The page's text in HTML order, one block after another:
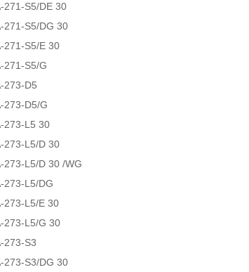
271-S5/DE 30
271-S5/DG 30
271-S5/E 30
271-S5/G
273-D5
273-D5/G
273-L5 30
273-L5/D 30
273-L5/D 30 /WG
273-L5/DG
273-L5/E 30
273-L5/G 30
273-S3
273-S3/DG 30